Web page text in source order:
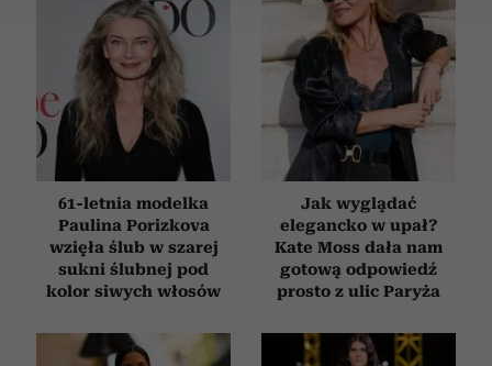
Wykorzystujemy pliki cookie do spersonalizowania treści
i reklam, aby oferować funkcje społecznościowe i
analizować ruch w naszej witrynie. Informacje o tym, jak
korzystasz z naszej witryny, udostępniamy partnerom
społecznościowym, reklamowym i analitycznym.
Partnerzy mogą połączyć te informacje z innymi danymi
otrzymanymi od Ciebie lub uzyskanymi podczas
korzystania z ich usług.
61-letnia modelka
Paulina Porizkova
wzięła ślub w szarej
sukni ślubnej pod
kolor siwych włosów
Jak wyglądać
elegancko w upał?
Kate Moss dała nam
gotową odpowiedź
prosto z ulic Paryża